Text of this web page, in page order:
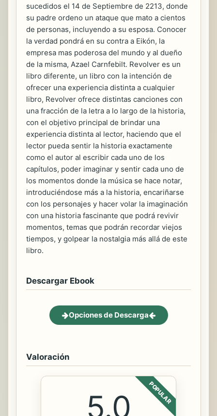
sucedidos el 14 de Septiembre de 2213, donde
su padre ordeno un ataque que mato a cientos
de personas, incluyendo a su esposa. Conocer
la verdad pondrá en su contra a Eikón, la
empresa mas poderosa del mundo y al dueño
de la misma, Azael Carnfebilt. Revolver es un
libro diferente, un libro con la intención de
ofrecer una experiencia distinta a cualquier
libro, Revolver ofrece distintas canciones con
una fracción de la letra a lo largo de la historia,
con el objetivo principal de brindar una
experiencia distinta al lector, haciendo que el
lector pueda sentir la historia exactamente
como el autor al escribir cada uno de los
capítulos, poder imaginar y sentir cada uno de
los momentos donde la música se hace notar,
introduciéndose más a la historia, encariñarse
con los personajes y hacer volar la imaginación
con una historia fascinante que podrá revivir
momentos, temas que podrán recordar viejos
tiempos, y golpear la nostalgia más allá de este
libro.
Descargar Ebook
Opciones de Descarga
Valoración
POPULAR
5.0